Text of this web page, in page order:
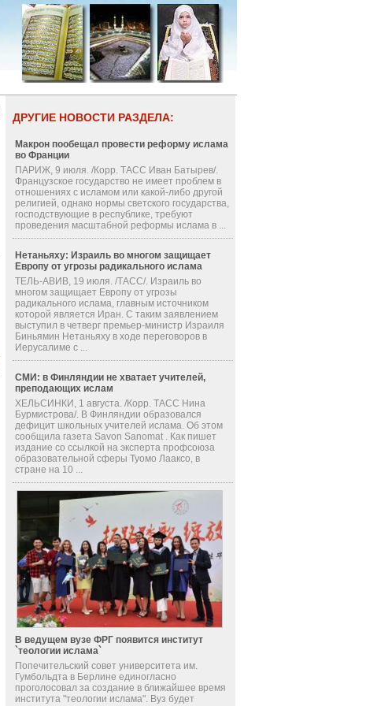
ДРУГИЕ НОВОСТИ РАЗДЕЛА:
Макрон пообещал провести реформу ислама
во Франции
ПАРИЖ, 9 июля. /Корр. ТАСС Иван Батырев/.
Французское государство не имеет проблем в
отношениях с исламом или какой-либо другой
религией, однако нормы светского государства,
господствующие в республике, требуют
проведения масштабной реформы ислама в ...
Нетаньяху: Израиль во многом защищает
Европу от угрозы радикального ислама
ТЕЛЬ-АВИВ, 19 июля. /ТАСС/. Израиль во
многом защищает Европу от угрозы
радикального ислама, главным источником
которой является Иран. С таким заявлением
выступил в четверг премьер-министр Израиля
Биньямин Нетаньяху в ходе переговоров в
Иерусалиме с ...
СМИ: в Финляндии не хватает учителей,
преподающих ислам
ХЕЛЬСИНКИ, 1 августа. /Корр. ТАСС Нина
Бурмистрова/. В Финляндии образовался
дефицит школьных учителей ислама. Об этом
сообщила газета Savon Sanomat . Как пишет
издание со ссылкой на эксперта профсоюза
образовательной сферы Туомо Лааксо, в
стране на 10 ...
В ведущем вузе ФРГ появится институт
`теологии ислама`
Попечительский совет университета им.
Гумбольдта в Берлине единогласно
проголосовал за создание в ближайшее время
института "теологии ислама". Вуз будет